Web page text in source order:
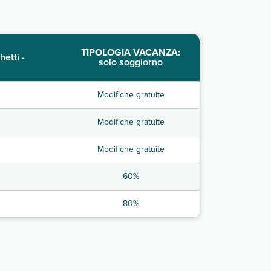
- TIPOLOGIA VACANZA:
solo soggiorno
Modifiche gratuite
Modifiche gratuite
Modifiche gratuite
60%
80%